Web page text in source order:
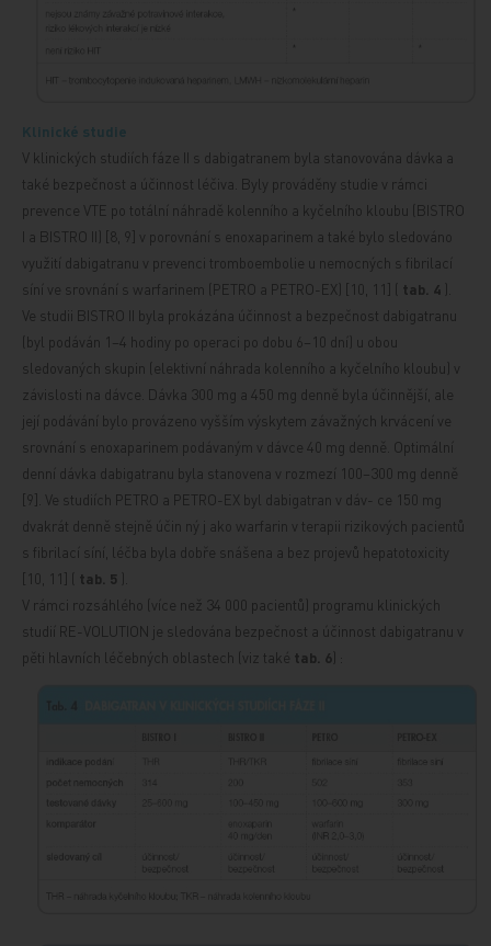
Klinické studie
V klinických studiích fáze II s dabigatranem byla stanovována dávka a
také bezpečnost a účinnost léčiva. Byly prováděny studie v rámci
prevence VTE po totální náhradě kolenního a kyčelního kloubu (BISTRO
I a BISTRO II) [8, 9] v porovnání s enoxaparinem a také bylo sledováno
využití dabigatranu v prevenci tromboembolie u nemocných s fibrilací
síní ve srovnání s warfarinem (PETRO a PETRO-EX) [10, 11] ( tab. 4 ).
Ve studii BISTRO II byla prokázána účinnost a bezpečnost dabigatranu
(byl podáván 1–4 hodiny po operaci po dobu 6–10 dní) u obou
sledovaných skupin (elektivní náhrada kolenního a kyčelního kloubu) v
závislosti na dávce. Dávka 300 mg a 450 mg denně byla účinnější, ale
její podávání bylo provázeno vyšším výskytem závažných krvácení ve
srovnání s enoxaparinem podávaným v dávce 40 mg denně. Optimální
denní dávka dabigatranu byla stanovena v rozmezí 100–300 mg denně
[9]. Ve studiích PETRO a PETRO-EX byl dabigatran v dáv- ce 150 mg
dvakrát denně stejně účin ný j ako warfarin v terapii rizikových pacientů
s fibrilací síní, léčba byla dobře snášena a bez projevů hepatotoxicity
[10, 11] ( tab. 5 ).
V rámci rozsáhlého (více než 34 000 pacientů) programu klinických
studií RE-VOLUTION je sledována bezpečnost a účinnost dabigatranu v
pěti hlavních léčebných oblastech (viz také tab. 6)